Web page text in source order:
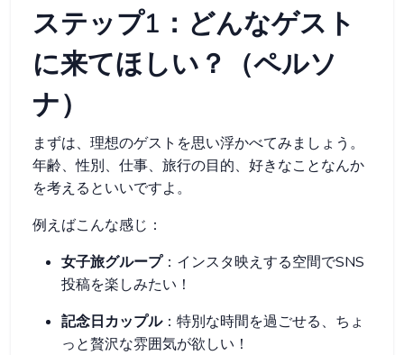
ステップ1：どんなゲスト
に来てほしい？（ペルソ
ナ）
まずは、理想のゲストを思い浮かべてみましょう。
年齢、性別、仕事、旅行の目的、好きなことなんか
を考えるといいですよ。
例えばこんな感じ：
女子旅グループ：インスタ映えする空間でSNS
投稿を楽しみたい！
記念日カップル：特別な時間を過ごせる、ちょ
っと贅沢な雰囲気が欲しい！